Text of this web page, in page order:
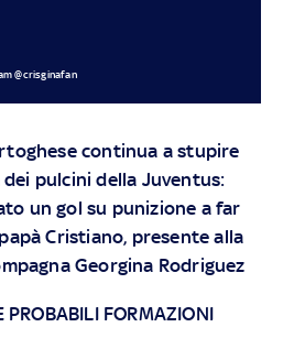
@crisginafan
continua a stupire
dei pulcini della Juventus:
un gol su punizione a far
Cristiano, presente alla
Georgina Rodriguez
PROBABILI FORMAZIONI